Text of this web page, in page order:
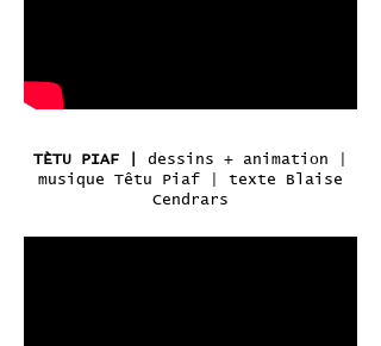
TÈTU PIAF | dessins + animation |
musique Têtu Piaf | texte Blaise
Cendrars